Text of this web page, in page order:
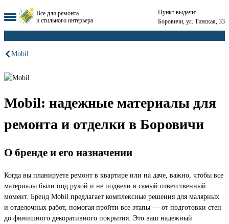
Все для ремонта
и стильного интерьера
Пункт выдачи:
Боровичи, ул. Тинская, 33
Mobil
Mobil: надежные материалы для
ремонта и отделки в Боровичи
О бренде и его назначении
Когда вы планируете ремонт в квартире или на даче, важно, чтобы все
материалы были под рукой и не подвели в самый ответственный
момент. Бренд Mobil предлагает комплексные решения для малярных
и отделочных работ, помогая пройти все этапы — от подготовки стен
до финишного декоративного покрытия. Это ваш надежный